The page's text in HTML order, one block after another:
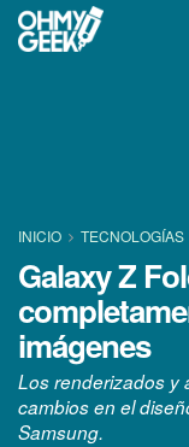
INICIO TECNOLOGÍ­AS
Galaxy Z
imágenes
Los renderizados y
cambios en el
Samsung.